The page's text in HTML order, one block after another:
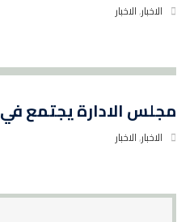
الاخبار,الاخبار
مجلس الادارة يجتمع في ٤ نوفمبر ٢٠٢٥
الاخبار,الاخبار